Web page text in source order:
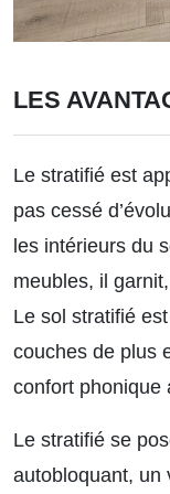
LES
Le stratifié est
pas cessé
les intérieurs du
meubles, il
Le sol stratifié
couches de plus
confort phonique
Le stratifié se
autobloquant, un